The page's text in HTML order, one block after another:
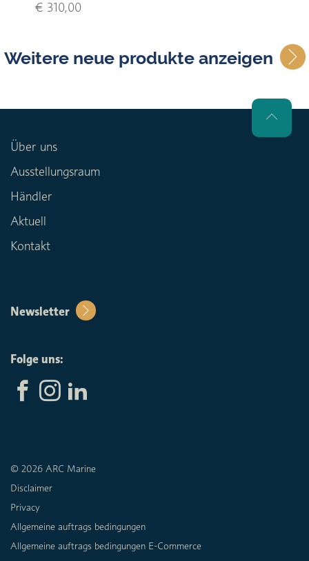
€ 310,00
Weitere neue produkte anzeigen
Über uns
Ausstellungsraum
Händler
Aktuell
Kontakt
Newsletter
Folge uns:
© 2026 ARC Marine
Disclaimer
Privacy
Allgemeine auftrags bedingungen
Allgemeine auftrags bedingungen E-Commerce